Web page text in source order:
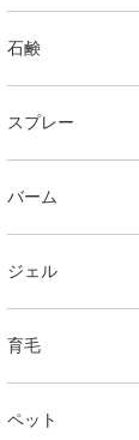
石鹸
スプレー
バーム
ジェル
育毛
ペット